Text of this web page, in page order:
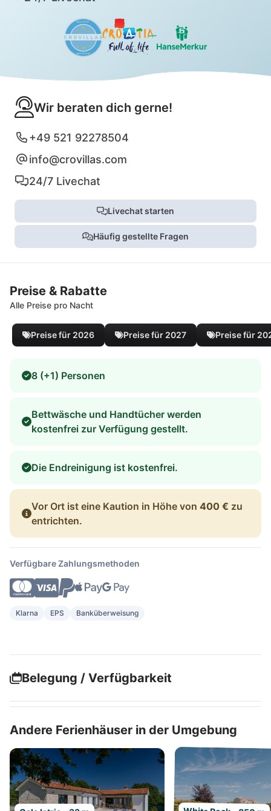
Wir beraten dich gerne!
+49 521 92278504
info@crovillas.com
24/7 Livechat
Livechat starten
Häufig gestellte Fragen
Preise & Rabatte
Alle Preise pro Nacht
Preise für 2026 Preise für 2027 Preise für
8 (+1) Personen
Bettwäsche und Handtücher werden
kostenfrei zur Verfügung gestellt.
Die Endreinigung ist kostenfrei.
Vor Ort ist eine Kaution in Höhe von 400 € zu
entrichten.
Verfügbare Zahlungsmethoden
Klarna EPS Banküberweisung
Belegung / Verfügbarkeit
Andere Ferienhäuser in der Umgebung